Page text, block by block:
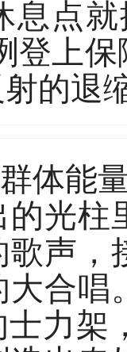
息点
登上
的退
体能
光柱
声，
合唱
力架